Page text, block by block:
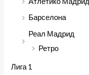
Барселона
Реал Мадрид
Ретро
Лига 1